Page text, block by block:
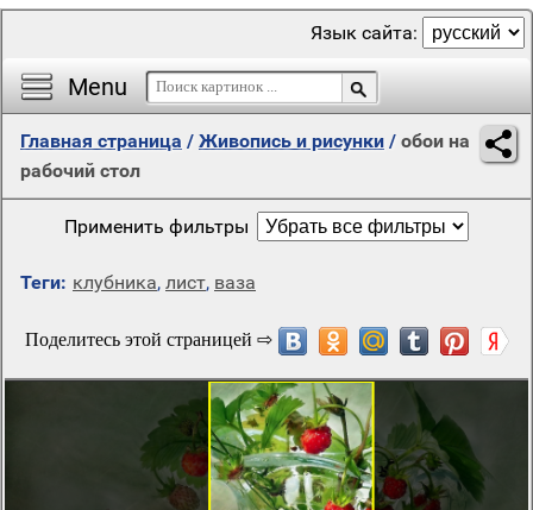
Menu
Язык сайта:
Главная страница / Живопись и рисунки / обои на
рабочий стол
Применить фильтры
Теги: клубника, лист, ваза